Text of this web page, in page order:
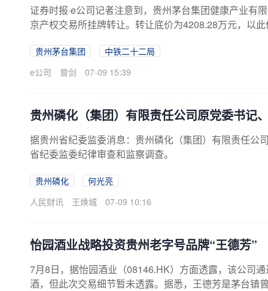
证券时报·e公司记者注意到，贵州茅台集团健康产业有
京产权交易所挂牌转让。转让底价为4208.28万元，以
健康成立于2014年5月，注册资本为3亿元。据称，该
公司（下称“茅台保健酒”）、铁岭凯帝参茸鹿产品贸易
贵州茅台集团
中铁二十二局
e公司
曾剑 07-09 15:39
贵州磷化（集团）有限责任公司原党委书记
据贵州省纪委监委消息：贵州磷化（集团）有限责任公
省纪委监委纪律审查和监察调查。
贵州磷化
何光亮
人民财讯
王焕城 07-09 10:16
怡园酒业战略投资贵州老字号品牌“王德芳”
7月8日，据怡园酒业（08146.HK）方面透露，该公司
酒，但此次交易细节暂未透露。据悉，王德芳是茅台镇